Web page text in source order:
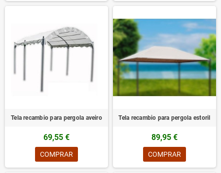
Tela recambio para pergola aveiro
69,55 €
COMPRAR
Tela recambio para pergola estoril
89,95 €
COMPRAR